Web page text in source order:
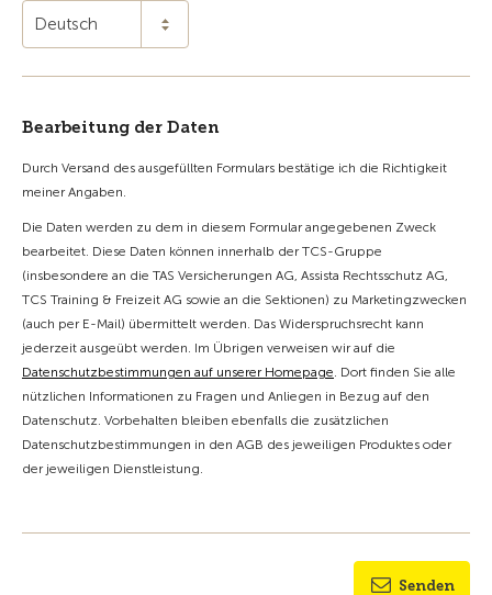
Deutsch
Bearbeitung der Daten
Durch Versand des ausgefüllten Formulars bestätige ich die Richtigkeit
meiner Angaben.
Die Daten werden zu dem in diesem Formular angegebenen Zweck
bearbeitet. Diese Daten können innerhalb der TCS-Gruppe
(insbesondere an die TAS Versicherungen AG, Assista Rechtsschutz AG,
TCS Training & Freizeit AG sowie an die Sektionen) zu Marketingzwecken
(auch per E-Mail) übermittelt werden. Das Widerspruchsrecht kann
jederzeit ausgeübt werden. Im Übrigen verweisen wir auf die
Datenschutzbestimmungen auf unserer Homepage. Dort finden Sie alle
nützlichen Informationen zu Fragen und Anliegen in Bezug auf den
Datenschutz. Vorbehalten bleiben ebenfalls die zusätzlichen
Datenschutzbestimmungen in den AGB des jeweiligen Produktes oder
der jeweiligen Dienstleistung.
Senden